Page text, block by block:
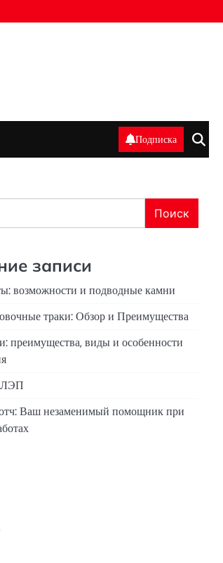
Подписка
Поиск
записи
возможности и подводные камни
траки: Обзор и Преимущества
преимущества, виды и особенности
ЛЭП
Ваш незаменимый помощник при